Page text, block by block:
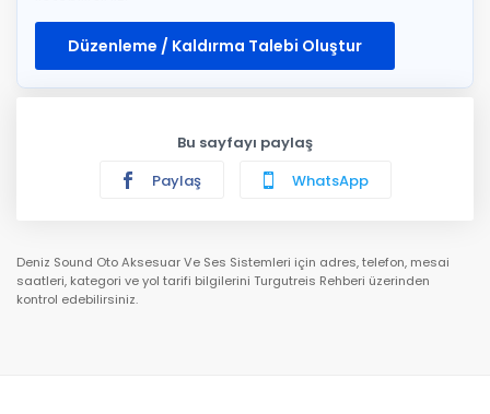
Düzenleme / Kaldırma Talebi Oluştur
Bu sayfayı paylaş
Paylaş
WhatsApp
Deniz Sound Oto Aksesuar Ve Ses Sistemleri için adres, telefon, mesai
saatleri, kategori ve yol tarifi bilgilerini Turgutreis Rehberi üzerinden
kontrol edebilirsiniz.